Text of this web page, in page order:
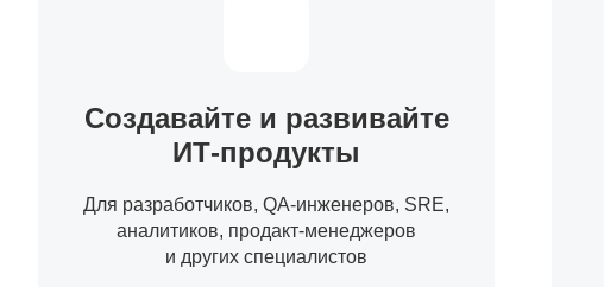
Создавайте и развивайте
ИТ-продукты
Для разработчиков, QA-инженеров, SRE,
аналитиков, продакт-менеджеров
и других специалистов